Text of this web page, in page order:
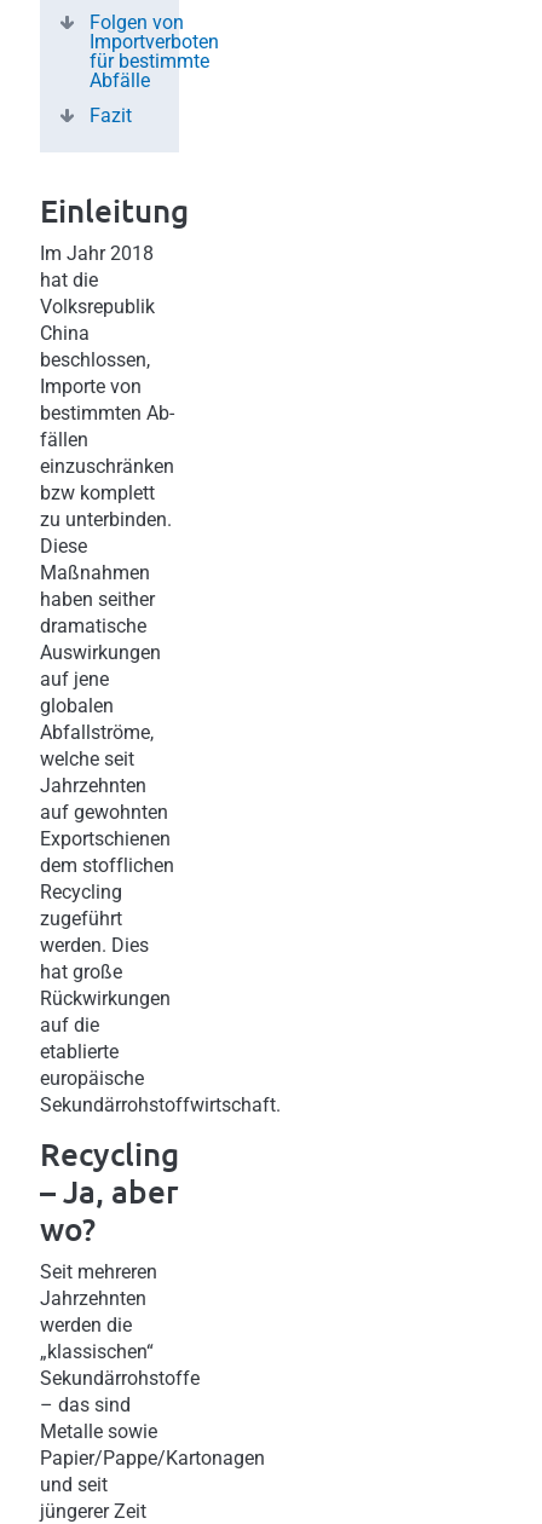
Folgen von
Importverboten
für bestimmte
Abfälle
Fazit
Einleitung
Im Jahr 2018
hat die
Volksrepublik
China
beschlossen,
Importe von
bestimmten Ab-
fällen
einzuschränken
bzw komplett
zu unterbinden.
Diese
Maßnahmen
haben seither
dramatische
Auswirkungen
auf jene
globalen
Abfallströme,
welche seit
Jahrzehnten
auf gewohnten
Exportschienen
dem stofflichen
Recycling
zugeführt
werden. Dies
hat große
Rückwirkungen
auf die
etablierte
europäische
Sekundärrohstoffwirtschaft.
Recycling
– Ja, aber
wo?
Seit mehreren
Jahrzehnten
werden die
„klassischen“
Sekundärrohstoffe
– das sind
Metalle sowie
Papier/Pappe/Kartonagen
und seit
jüngerer Zeit